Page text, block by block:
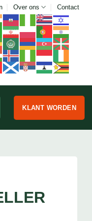
Over ons Contact
KLANT WORDEN